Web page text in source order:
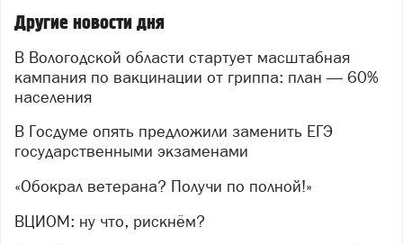
Другие новости дня
В Вологодской области стартует масштабная
кампания по вакцинации от гриппа: план — 60%
населения
В Госдуме опять предложили заменить ЕГЭ
государственными экзаменами
«Обокрал ветерана? Получи по полной!»
ВЦИОМ: ну что, рискнём?